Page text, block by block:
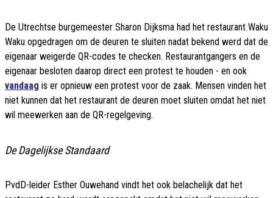
De Utrechtse burgemeester Sharon Dijksma had het restaurant Waku
Waku opgedragen om de deuren te sluiten nadat bekend werd dat de
eigenaar weigerde QR-codes te checken. Restaurantgangers en de
eigenaar besloten daarop direct een protest te houden - en ook
vandaag is er opnieuw een protest voor de zaak. Mensen vinden het
niet kunnen dat het restaurant de deuren moet sluiten omdat het niet
wil meewerken aan de QR-regelgeving.
De Dagelijkse Standaard
PvdD-leider Esther Ouwehand vindt het ook belachelijk dat het